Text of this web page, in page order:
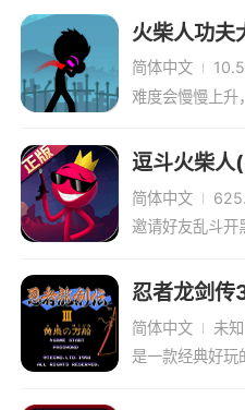
做出自己独有的角色外
小编评价
游戏，游戏融合了一些
了新角色、新舞台和大
载
2、敌人种类少，场
3、也许作为附件
该要求太高吧
火柴人功夫
简体中文
难度会慢慢上升
逗斗火柴人
简体中文
邀请好友乱斗开
忍者龙剑传
指)
简体中文
未知
是一款经典好玩